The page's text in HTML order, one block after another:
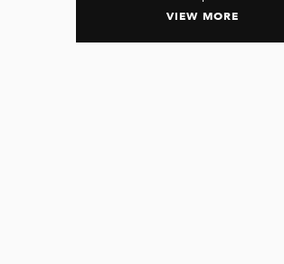
VIEW MORE